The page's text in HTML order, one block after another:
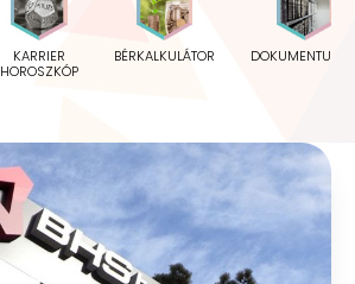
KARRIER
HOROSZKÓP
BÉRKALKULÁTOR